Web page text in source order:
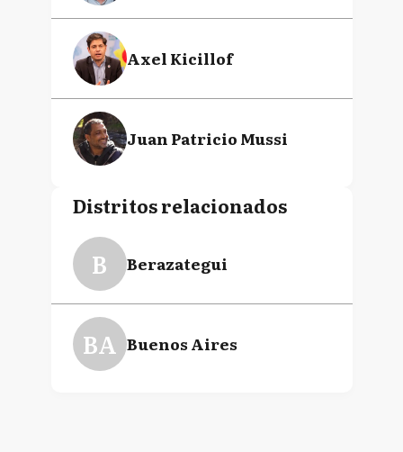
Axel Kicillof
Juan Patricio Mussi
Distritos relacionados
B Berazategui
BA Buenos Aires